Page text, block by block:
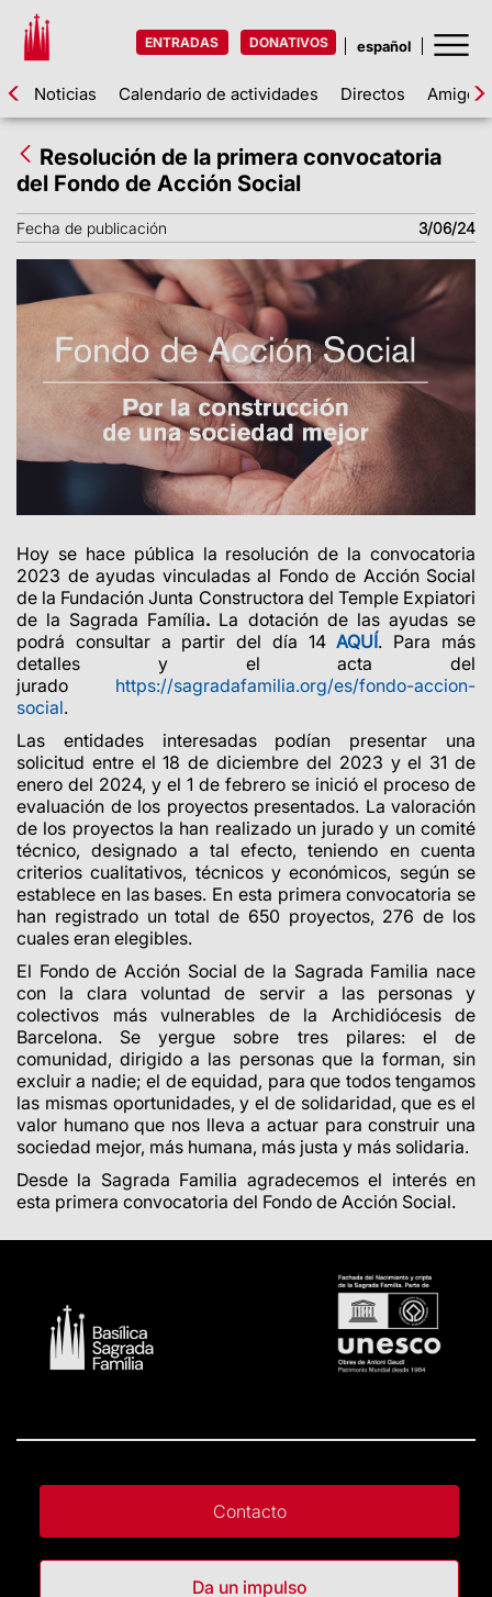
ENTRADAS DONATIVOS
Noticias Calendario de actividades Directos Amigos
Resolución de la primera convocatoria
del Fondo de Acción Social
Fecha de publicación 3/06/24
Hoy se hace pública la resolución de la convocatoria
2023 de ayudas vinculadas al Fondo de Acción Social
de la Fundación Junta Constructora del Temple Expiatori
de la Sagrada Família. La dotación de las ayudas se
podrá consultar a partir del día 14AQUÍ. Para más
detalles y el acta del
jurado https://sagradafamilia.org/es/fondo-accion-
social.
Las entidades interesadas podían presentar una
solicitud entre el 18 de diciembre del 2023 y el 31 de
enero del 2024, y el 1 de febrero se inició el proceso de
evaluación de los proyectos presentados. La valoración
de los proyectos la han realizado un jurado y un comité
técnico, designado a tal efecto, teniendo en cuenta
criterios cualitativos, técnicos y económicos, según se
establece en las bases. En esta primera convocatoria se
han registrado un total de 650 proyectos, 276 de los
cuales eran elegibles.
El Fondo de Acción Social de la Sagrada Familia nace
con la clara voluntad de servir a las personas y
colectivos más vulnerables de la Archidiócesis de
Barcelona. Se yergue sobre tres pilares: el de
comunidad, dirigido a las personas que la forman, sin
excluir a nadie; el de equidad, para que todos tengamos
las mismas oportunidades, y el de solidaridad, que es el
valor humano que nos lleva a actuar para construir una
sociedad mejor, más humana, más justa y más solidaria.
Desde la Sagrada Familia agradecemos el interés en
esta primera convocatoria del Fondo de Acción Social.
Contacto
Da un impulso